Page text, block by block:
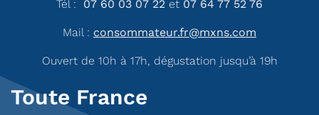
Tél : 07 60 03 07 22 et 07 64 77 52 76
Mail : consommateur.fr@mxns.com
Ouvert de 10h à 17h, dégustation jusqu’à 19h
Toute France